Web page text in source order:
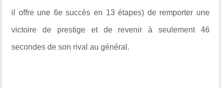
il offre une 6e succès en 13 étapes) de remporter une
victoire de prestige et de revenir à seulement 46
secondes de son rival au général.